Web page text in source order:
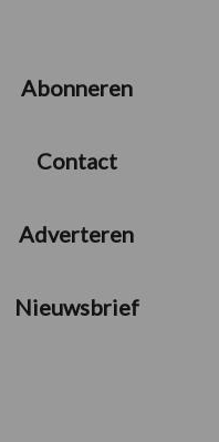
Abonneren
Contact
Adverteren
Nieuwsbrief